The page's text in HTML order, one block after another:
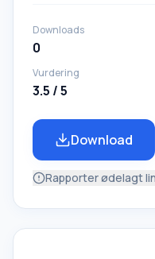
Downloads
0
Vurdering
3.5 / 5
Download
Rapporter ødelagt